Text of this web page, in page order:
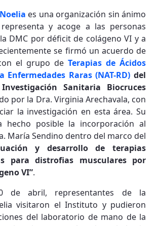
es una organización sin ánimo
y acoge a las personas
DMC por déficit de colágeno VI y a
se firmó un acuerdo de
el grupo de Terapias de Ácidos
Enfermedades Raras (NAT-RD) del
Sanitaria Biocruces
por la Dra. Virginia Arechavala, con
la investigación en esta área. Su
hecho posible la incorporación al
María Sendino dentro del marco del
y desarrollo de terapias
para distrofias musculares por
VI”.
de abril, representantes de la
visitaron el Instituto y pudieron
del laboratorio de mano de la